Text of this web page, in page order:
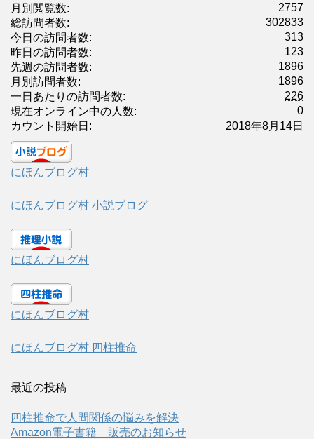
2757
月別閲覧数:
302833
総訪問者数:
313
今日の訪問者数:
123
昨日の訪問者数:
1896
先週の訪問者数:
1896
月別訪問者数:
226
一日あたりの訪問者数:
0
現在オンライン中の人数:
2018年8月14日
カウント開始日:
にほんブログ村
にほんブログ村 小説ブログ
にほんブログ村
にほんブログ村
にほんブログ村 四柱推命
最近の投稿
四柱推命で人間関係の悩みを解決
Amazon電子書籍 販売のお知らせ